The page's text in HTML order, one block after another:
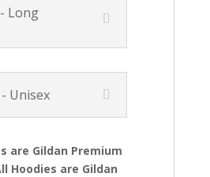
Long
Unisex
are Gildan Premium
Hoodies are Gildan